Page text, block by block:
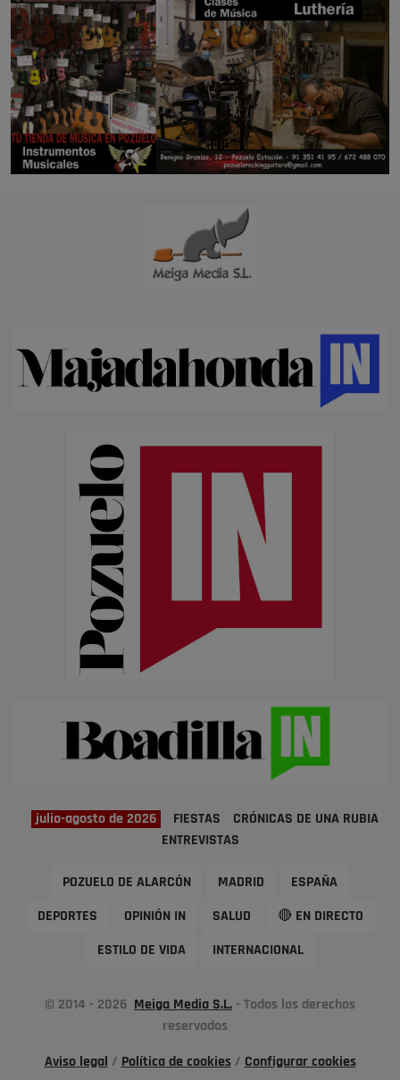
julio-agosto de 2026 FIESTAS
CRÓNICAS DE UNA RUBIA
ENTREVISTAS
POZUELO DE ALARCÓN MADRID ESPAÑA
DEPORTES OPINIÓN IN SALUD 🔴 EN DIRECTO
ESTILO DE VIDA INTERNACIONAL
© 2014 - 2026 Meiga Media S.L. - Todos los derechos
reservados
Aviso legal / Política de cookies/ Configurar cookies